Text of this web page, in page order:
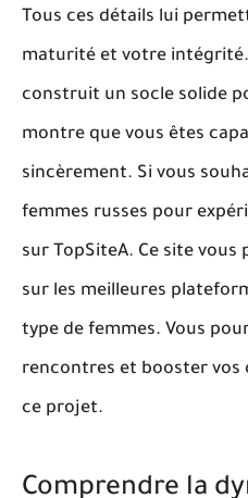
Tous ces détails lui
maturité et votre
construit un socle solide
montre que vous êtes
sincèrement. Si vous
femmes russes pour
sur TopSiteA. Ce site vous
sur les meilleures
type de femmes. Vous
rencontres et booster vos
ce projet.
Comprendre la